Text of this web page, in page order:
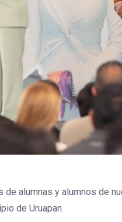
alumnas y alumnos de
de Uruapan.